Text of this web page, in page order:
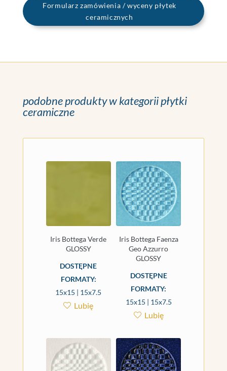
Formularz zamówienia / wyceny płytek
ceramicznych
podobne produkty w kategorii płytki
ceramiczne
Iris Bottega Verde
GLOSSY
DOSTĘPNE
FORMATY:
15x15 | 15x7.5
Lubię
Iris Bottega Faenza
Geo Azzurro
GLOSSY
DOSTĘPNE
FORMATY:
15x15 | 15x7.5
Lubię